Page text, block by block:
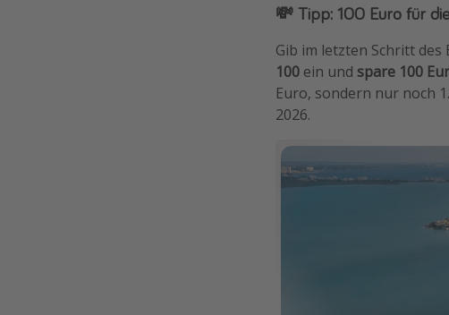
💸 Tipp: 100 Euro für
Gib im letzten Schritt
100 ein und spare 100
Euro, sondern nur noch
2026.